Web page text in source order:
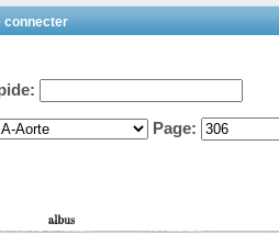
connecter
Page: